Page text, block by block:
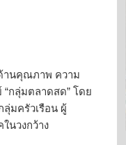
านคุณภาพ ความ
กลุ่มตลาดสด” โดย
มครัวเรือน ผู้
นวงกว้าง